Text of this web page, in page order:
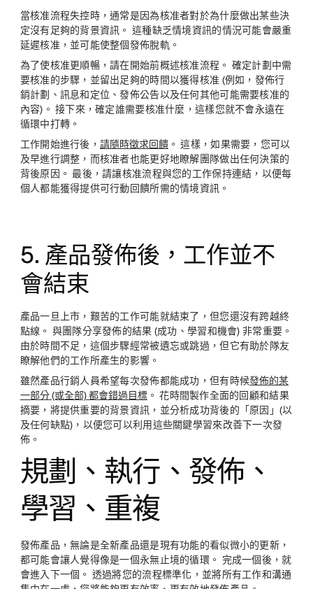
當核准流程失控時，通常是因為核准者對於為什麼做出某些決
定沒有足夠的背景資訊。 這種缺乏情境資訊的情況可能會嚴重
延遲核准，並可能使整個發佈脫軌。
為了使核准更順暢，請在開始前概述核准流程。 確定計劃中需
要核准的步驟，並留出足夠的時間以獲得核准 (例如，發佈行
銷計劃、訊息和定位、發佈公告以及任何其他可能需要核准的
內容)。 接下來，確定誰需要核准什麼，這樣您就不會永遠在
循環中打轉。
工作開始進行後， 請隨時徵求回饋。 這樣，如果需要，您可以
及早進行調整，而核准者也能更好地瞭解團隊做出任何決策的
背後原因。 最後，請讓核准流程與您的工作保持連結，以便每
個人都能獲得提供可行動回饋所需的情境資訊。
5. 產品發佈後，工作並不
會結束
產品一旦上市，艱苦的工作可能就結束了，但您還沒有跨越終
點線。 與團隊分享發佈的結果 (成功、學習和機會) 非常重要。
由於時間不足，這個步驟經常被遺忘或跳過，但它有助於隊友
瞭解他們的工作所產生的影響。
雖然產品行銷人員希望每次發佈都能成功，但有時候發佈的某
一部分 (或全部) 都會錯過目標。 花時間製作全面的回顧和結果
摘要，將提供重要的背景資訊，並分析成功背後的「原因」(以
及任何缺點)，以便您可以利用這些關鍵學習來改善下一次發
佈。
規劃、執行、發佈、
學習、重複
發佈產品，無論是全新產品還是現有功能的看似微小的更新，
都可能會讓人覺得像是一個永無止境的循環。 完成一個後，就
會進入下一個。 透過將您的流程標準化，並將所有工作和溝通